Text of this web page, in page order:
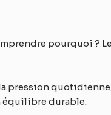
pourquoi ?
pression
équilibre durable.